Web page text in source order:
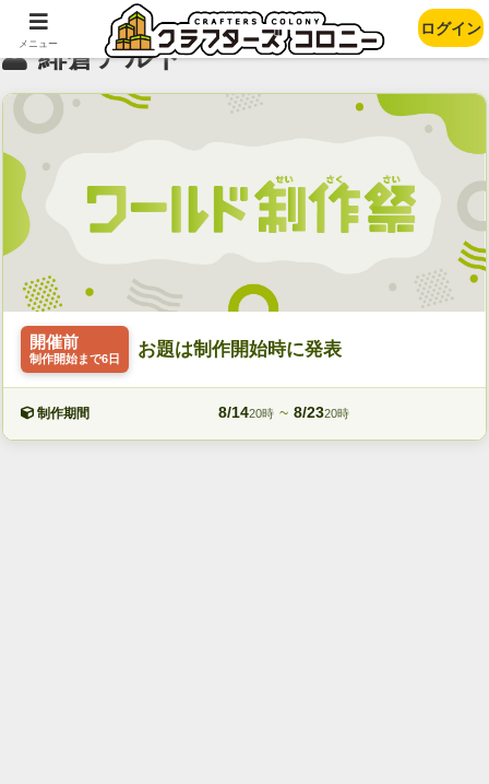
緋蒼アルト
開催前
制作開始まで6日 お題は制作開始時に発表
制作期間 8/1420時 ~ 8/2320時
メニュー
ログイン